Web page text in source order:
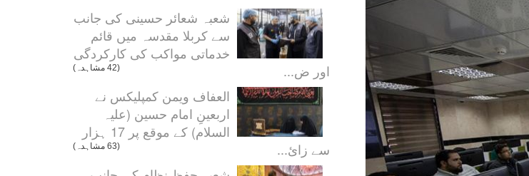
شعبہ شعائر حسینی کی جانب
سے کربلا مقدسہ میں قائم
خدماتی مواکب کی کارکردگی
اور ض...
(42 مشاہدہ)
العفاف ویمن کمپلیکس نے
اربعینِ امام حسین (علیہ
السلام) کے موقع پر 17 ہزار
سے زائ...
(63 مشاہدہ)